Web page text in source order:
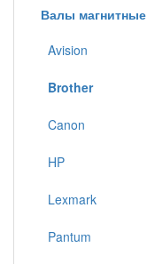
Валы магнитные
Avision
Brother
Canon
HP
Lexmark
Pantum